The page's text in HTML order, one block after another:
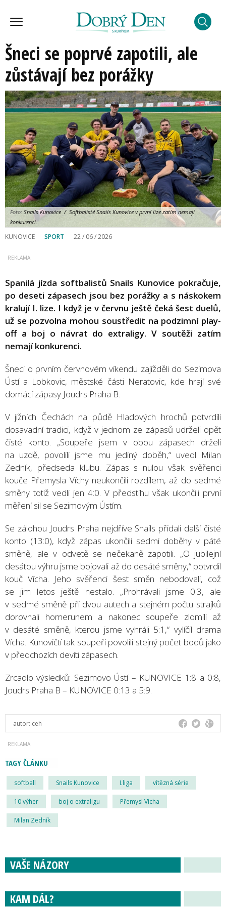
Šneci se poprvé zapotili, ale
zůstávají bez porážky
Foto: Snails Kunovice / Softbalisté Snails Kunovice v první lize zatím nemají
konkurenci.
KUNOVICE SPORT 22 / 06 / 2026
Spanilá jízda softbalistů Snails Kunovice pokračuje,
po deseti zápasech jsou bez porážky a s náskokem
kralují I. lize. I když je v červnu ještě čeká šest duelů,
už se pozvolna mohou soustředit na podzimní play-
off a boj o návrat do extraligy. V soutěži zatím
nemají konkurenci.
Šneci o prvním červnovém víkendu zajížděli do Sezimova
Ústí a Lobkovic, městské části Neratovic, kde hrají své
domácí zápasy Joudrs Praha B.
V jižních Čechách na půdě Hladových hrochů potvrdili
dosavadní tradici, když v jednom ze zápasů udrželi opět
čisté konto. „Soupeře jsem v obou zápasech drželi
na uzdě, povolili jsme mu jediný doběh,“ uvedl Milan
Zedník, předseda klubu. Zápas s nulou však svěřenci
kouče Přemysla Víchy neukončili rozdílem, až do sedmé
směny totiž vedli jen 4:0. V předstihu však ukončili první
měření sil se Sezimovým Ústím.
Se zálohou Joudrs Praha nejdříve Snails přidali další čisté
konto (13:0), když zápas ukončili sedmi doběhy v páté
směně, ale v odvetě se nečekaně zapotili. „O jubilejní
desátou výhru jsme bojovali až do desáté směny,“ potvrdil
kouč Vícha. Jeho svěřenci šest směn nebodovali, což
se jim letos ještě nestalo. „Prohrávali jsme 0:3, ale
v sedmé směně při dvou autech a stejném počtu strajků
dorovnali homerunem a nakonec soupeře zlomili až
v desáté směně, kterou jsme vyhráli 5:1,“ vylíčil drama
Vícha. Kunovičtí tak soupeři povolili stejný počet bodů jako
v předchozích devíti zápasech.
Zrcadlo výsledků: Sezimovo Ústí – KUNOVICE 1:8 a 0:8,
Joudrs Praha B – KUNOVICE 0:13 a 5:9.
autor: ceh
TAGY ČLÁNKU
softball Snails Kunovice I.liga vítězná série
10 výher boj o extraligu Přemysl Vícha
Milan Zedník
VAŠE NÁZORY
KAM DÁL?